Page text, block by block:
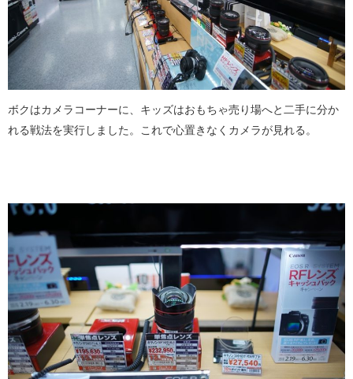
ボクはカメラコーナーに、キッズはおもちゃ売り場へと二手に分か
れる戦法を実行しました。これで心置きなくカメラが見れる。